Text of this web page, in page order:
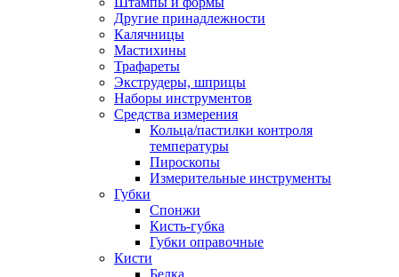
Другие принадлежности
Калячницы
Мастихины
Трафареты
Экструдеры, шприцы
Наборы инструментов
Средства измерения
Кольца/пастилки контроля
температуры
Пироскопы
Измерительные инструменты
Губки
Спонжи
Кисть-губка
Губки оправочные
Кисти
Белка